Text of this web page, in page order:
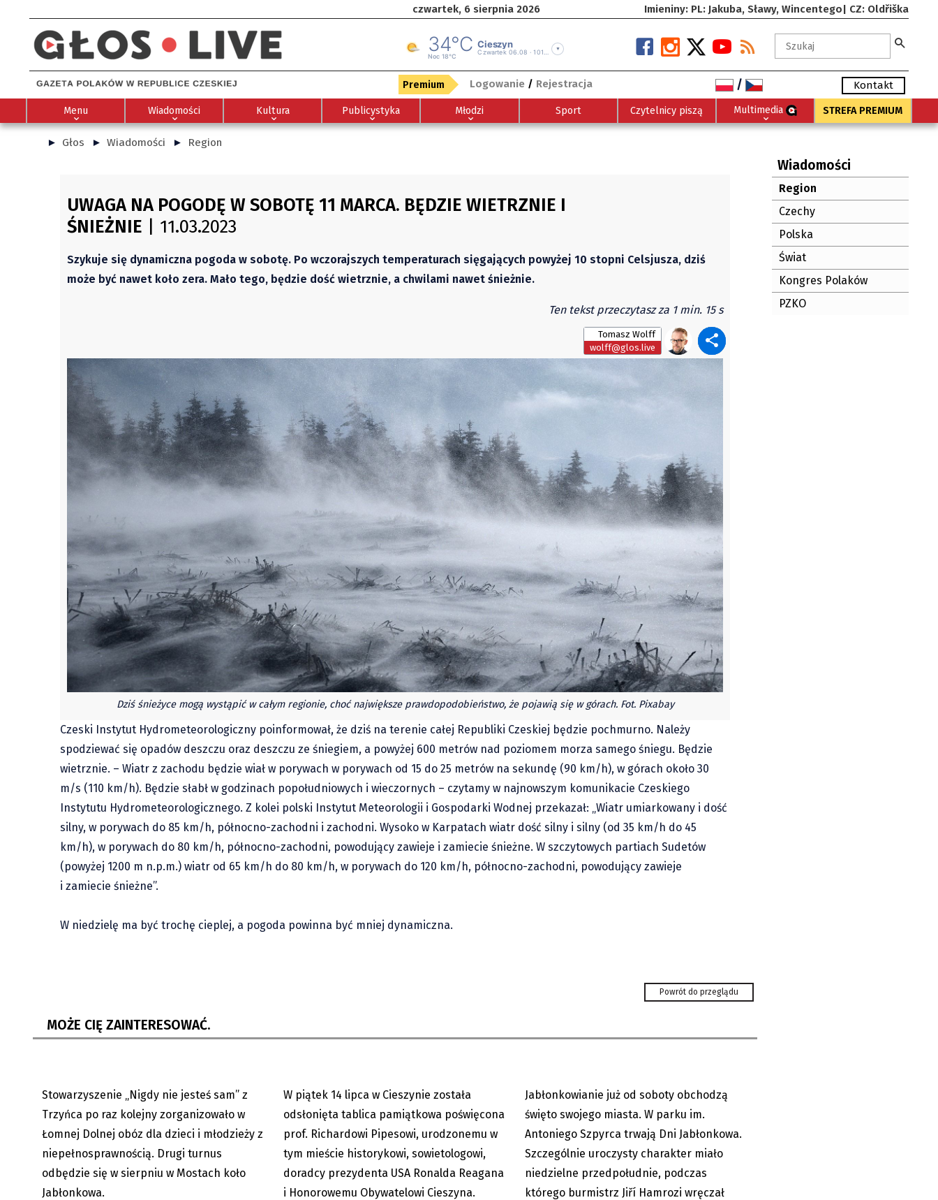
czwartek, 6 sierpnia 2026 Imieniny: PL: Jakuba, Sławy, Wincentego| CZ: Oldřiška
Premium Logowanie / Rejestracja / Kontakt
Menu Wiadomości Kultura Publicystyka Młodzi Sport Czytelnicy piszą Multimedia STREFA PREMIUM
Głos Wiadomości Region
UWAGA NA POGODĘ W SOBOTĘ 11 MARCA. BĘDZIE WIETRZNIE I
ŚNIEŻNIE | 11.03.2023
Szykuje się dynamiczna pogoda w sobotę. Po wczorajszych temperaturach sięgających powyżej 10 stopni Celsjusza, dziś
może być nawet koło zera. Mało tego, będzie dość wietrznie, a chwilami nawet śnieżnie.
Ten tekst przeczytasz za 1 min. 15 s
Tomasz Wolff
wolff@glos.live
Dziś śnieżyce mogą wystąpić w całym regionie, choć największe prawdopodobieństwo, że pojawią się w górach. Fot. Pixabay
Czeski Instytut Hydrometeorologiczny poinformował, że dziś na terenie całej Republiki Czeskiej będzie pochmurno. Należy
spodziewać się opadów deszczu oraz deszczu ze śniegiem, a powyżej 600 metrów nad poziomem morza samego śniegu. Będzie
wietrznie. – Wiatr z zachodu będzie wiał w porywach w porywach od 15 do 25 metrów na sekundę (90 km/h), w górach około 30
m/s (110 km/h). Będzie słabł w godzinach popołudniowych i wieczornych – czytamy w najnowszym komunikacie Czeskiego
Instytutu Hydrometeorologicznego. Z kolei polski Instytut Meteorologii i Gospodarki Wodnej przekazał: „Wiatr umiarkowany i dość
silny, w porywach do 85 km/h, północno-zachodni i zachodni. Wysoko w Karpatach wiatr dość silny i silny (od 35 km/h do 45
km/h), w porywach do 80 km/h, północno-zachodni, powodujący zawieje i zamiecie śnieżne. W szczytowych partiach Sudetów
(powyżej 1200 m n.p.m.) wiatr od 65 km/h do 80 km/h, w porywach do 120 km/h, północno-zachodni, powodujący zawieje
i zamiecie śnieżne”.
W niedzielę ma być trochę cieplej, a pogoda powinna być mniej dynamiczna.
Powrót do przeglądu
MOŻE CIĘ ZAINTERESOWAĆ.
17.07.2023
stowarzyszenie „Nigdy nie...
Stowarzyszenie „Nigdy nie jesteś sam” z
Trzyńca po raz kolejny zorganizowało w
Łomnej Dolnej obóz dla dzieci i młodzieży z
niepełnosprawnością. Drugi turnus
odbędzie się w sierpniu w Mostach koło
Jabłonkowa.
15.07.2023
W piątek 14 lipca w Cieszynie została
odsłonięta tablica pamiątkowa poświęcona
prof. Richardowi Pipesowi, urodzonemu w
tym mieście historykowi, sowietologowi,
doradcy prezydenta USA Ronalda Reagana
i Honorowemu Obywatelowi Cieszyna.
16.07.2023
JABŁONKÓW: MIASTO ZASŁUGUJE NA
Jabłonkowianie już od soboty obchodzą
święto swojego miasta. W parku im.
Antoniego Szpyrca trwają Dni Jabłonkowa.
Szczególnie uroczysty charakter miało
niedzielne przedpołudnie, podczas
którego burmistrz Jiří Hamrozi wręczał
Wiadomości
Region
Czechy
Polska
Świat
Kongres Polaków
PZKO